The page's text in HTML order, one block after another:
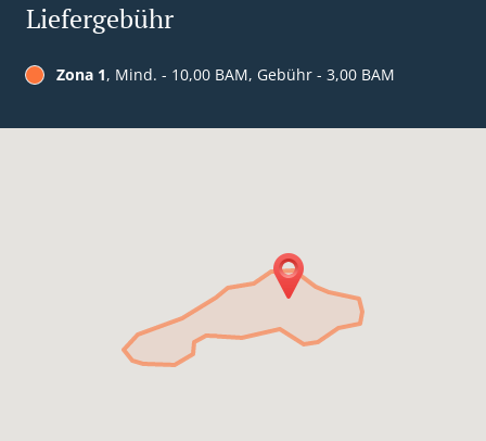
Liefergebühr
Zona 1, Mind. - 10,00 BAM, Gebühr - 3,00 BAM